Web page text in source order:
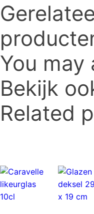
You
Bekijk
Related